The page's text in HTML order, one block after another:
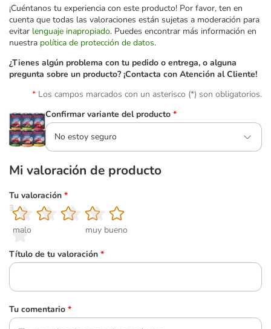
¡Cuéntanos tu experiencia con este producto! Por favor, ten en
cuenta que todas las valoraciones están sujetas a moderación para
evitar lenguaje inapropiado. Puedes encontrar más información en
nuestra política de protección de datos.
¿Tienes algún problema con tu pedido o entrega, o alguna
pregunta sobre un producto? ¡Contacta con Atención al Cliente!
Los campos marcados con un asterisco (*) son obligatorios.
Confirmar variante del producto *
No estoy seguro
Mi valoración de producto
Tu valoración *
1
malo
2
3
4
5
muy bueno
Título de tu valoración *
Tu comentario *